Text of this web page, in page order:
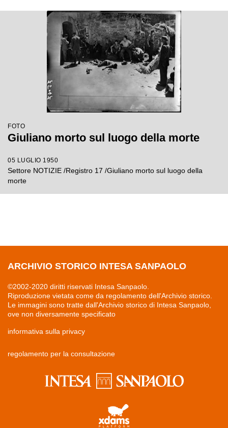
FOTO
Giuliano morto sul luogo della morte
05 LUGLIO 1950
Settore NOTIZIE /Registro 17 /Giuliano morto sul luogo della
morte
ARCHIVIO STORICO INTESA SANPAOLO
©2002-2020 diritti riservati Intesa Sanpaolo.
Riproduzione vietata come da regolamento dell'Archivio storico.
Le immagini sono tratte dall'Archivio storico di Intesa Sanpaolo,
ove non diversamente specificato
informativa sulla privacy
regolamento per la consultazione